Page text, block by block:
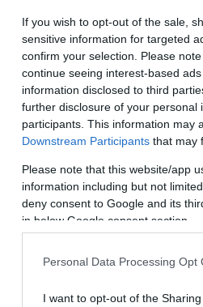
If you wish to opt-out of the sale,
sensitive information for targeted
confirm your selection. Please
continue seeing interest-based
information disclosed to third
further disclosure of your personal
participants. This information may
Downstream Participants that may
Please note that this website/app
information including but not
deny consent to Google and its
in below Google consent section.
Personal Data Processing Opt
I want to opt-out of the
Σκέψεις για δανεισμό
Έθεσε εαυτόν στη
Προκριματικά Μουντιάλ